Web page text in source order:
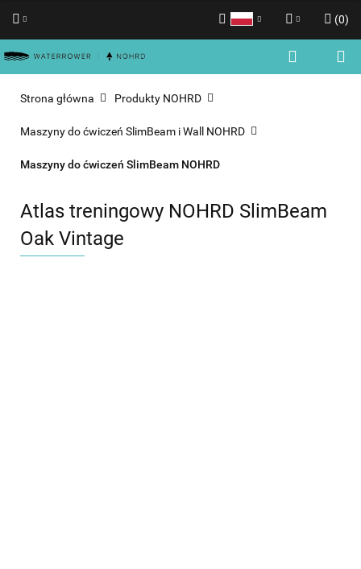
Zaloguj się
Zgody cookies
(0)
Strona główna Produkty NOHRD
Maszyny do ćwiczeń SlimBeam i Wall NOHRD
Maszyny do ćwiczeń SlimBeam NOHRD
Atlas treningowy NOHRD SlimBeam
Oak Vintage